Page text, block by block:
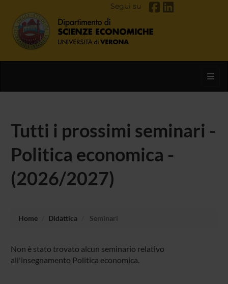
Segui su
Tutti i prossimi seminari -
Politica economica -
(2026/2027)
Home Didattica Seminari
Non è stato trovato alcun seminario relativo
all'insegnamento Politica economica.